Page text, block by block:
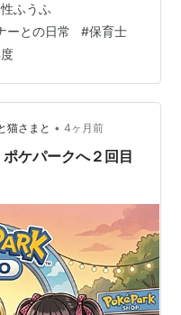
」をお披露目する時
来室多くてさ、こん
ったね。どう対応し
ね……。ーー保育園で
よかったらお散歩して
… そうい…
ふうふ
ーとの日常 #保育士
猫さまと • 4ヶ月前
ポケパークへ２回目